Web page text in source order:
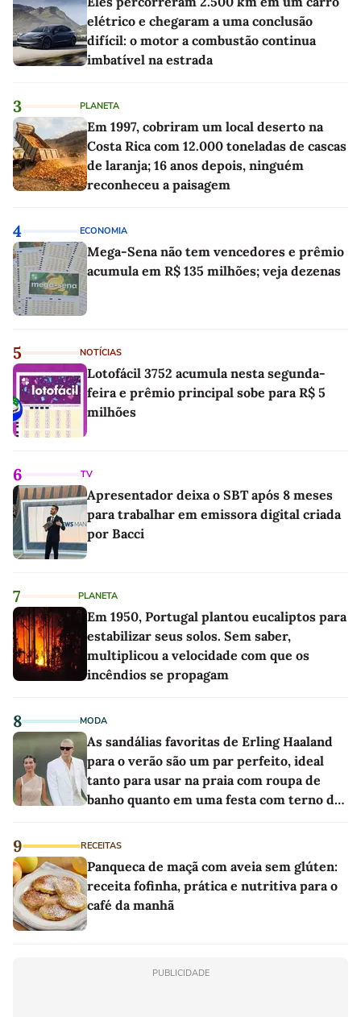
elétrico e chegaram a uma conclusão
difícil: o motor a combustão continua
imbatível na estrada
3 PLANETA
Em 1997, cobriram um local deserto na
Costa Rica com 12.000 toneladas de cascas
de laranja; 16 anos depois, ninguém
reconheceu a paisagem
4 ECONOMIA
Mega-Sena não tem vencedores e prêmio
acumula em R$ 135 milhões; veja dezenas
5 NOTÍCIAS
Lotofácil 3752 acumula nesta segunda-
feira e prêmio principal sobe para R$ 5
milhões
6 TV
Apresentador deixa o SBT após 8 meses
para trabalhar em emissora digital criada
por Bacci
7 PLANETA
Em 1950, Portugal plantou eucaliptos para
estabilizar seus solos. Sem saber,
multiplicou a velocidade com que os
incêndios se propagam
8 MODA
As sandálias favoritas de Erling Haaland
para o verão são um par perfeito, ideal
tanto para usar na praia com roupa de
banho quanto em uma festa com terno de
9 RECEITAS
Panqueca de maçã com aveia sem glúten:
receita fofinha, prática e nutritiva para o
café da manhã
PUBLICIDADE